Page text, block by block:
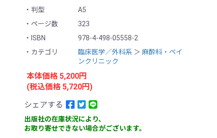
判型
A5
ページ数
323
ISBN
978-4-498-05558-2
カテゴリ
臨床医学／外科系 ＞ 麻酔科・ペイ
ンクリニック
本体価格 5,200円
(税込価格 5,720円)
シェアする
出版社の在庫状況により、
お取り寄せできない場合がございます。